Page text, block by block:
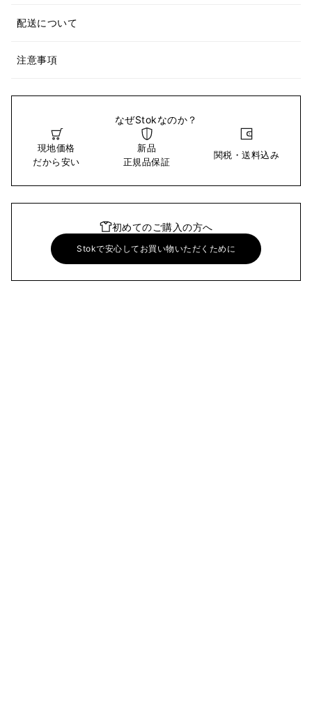
配送について
注意事項
なぜStokなのか？
現地価格
だから安い
新品
正規品保証
関税・送料込み
初めてのご購入の方へ
Stokで安心してお買い物いただくために